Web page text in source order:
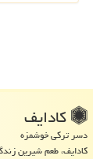
كادایف
دسر ترکی خوشمزه
کادایف، طعم شیرین